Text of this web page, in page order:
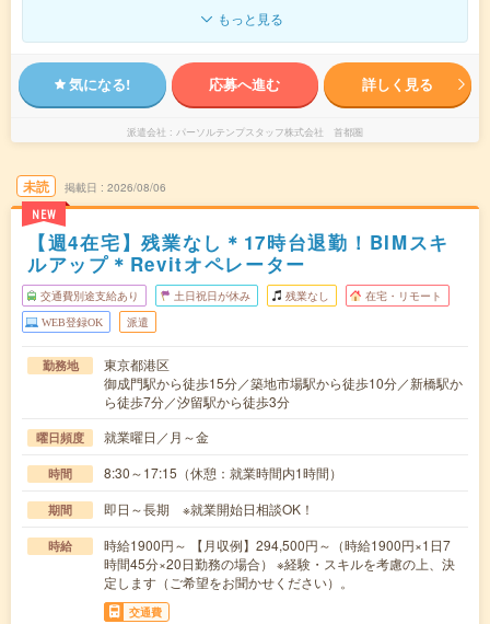
もっと見る
気になる! 応募へ進む 詳しく見る
派遣会社 パーソルテンプスタッフ株式会社 首都圏
未読
NEW
掲載日 2026/08/06
【週4在宅】残業なし＊17時台退勤！BIMスキ
ルアップ＊Revitオペレーター
交通費別途支給あり 土日祝日が休み 残業なし 在宅・リモート
WEB登録OK 派遣
勤務地
東京都港区
御成門駅から徒歩15分／築地市場駅から徒歩10分／新橋駅か
ら徒歩7分／汐留駅から徒歩3分
曜日頻度 就業曜日／月～金
時間 8:30～17:15（休憩：就業時間内1時間）
期間 即日～長期 ※就業開始日相談OK！
時給
時給1900円～ 【月収例】294,500円～（時給1900円×1日7
時間45分×20日勤務の場合） ※経験・スキルを考慮の上、決
定します（ご希望をお聞かせください）。
交通費